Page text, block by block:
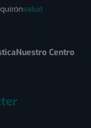
Nuestro Centro